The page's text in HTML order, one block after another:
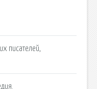
писателей,